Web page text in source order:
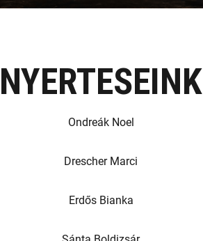
NYERTESEINK
Ondreák Noel
Drescher Marci
Erdős Bianka